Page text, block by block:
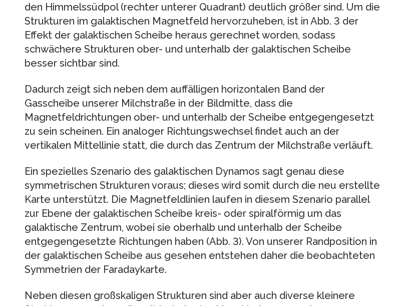
den Himmelssüdpol (rechter unterer Quadrant) deutlich größer sind. Um die
Strukturen im galaktischen Magnetfeld hervorzuheben, ist in Abb. 3 der
Effekt der galaktischen Scheibe heraus gerechnet worden, sodass
schwächere Strukturen ober- und unterhalb der galaktischen Scheibe
besser sichtbar sind.
Dadurch zeigt sich neben dem auffälligen horizontalen Band der
Gasscheibe unserer Milchstraße in der Bildmitte, dass die
Magnetfeldrichtungen ober- und unterhalb der Scheibe entgegengesetzt
zu sein scheinen. Ein analoger Richtungswechsel findet auch an der
vertikalen Mittellinie statt, die durch das Zentrum der Milchstraße verläuft.
Ein spezielles Szenario des galaktischen Dynamos sagt genau diese
symmetrischen Strukturen voraus; dieses wird somit durch die neu erstellte
Karte unterstützt. Die Magnetfeldlinien laufen in diesem Szenario parallel
zur Ebene der galaktischen Scheibe kreis- oder spiralförmig um das
galaktische Zentrum, wobei sie oberhalb und unterhalb der Scheibe
entgegengesetzte Richtungen haben (Abb. 3). Von unserer Randposition in
der galaktischen Scheibe aus gesehen entstehen daher die beobachteten
Symmetrien der Faradaykarte.
Neben diesen großskaligen Strukturen sind aber auch diverse kleinere